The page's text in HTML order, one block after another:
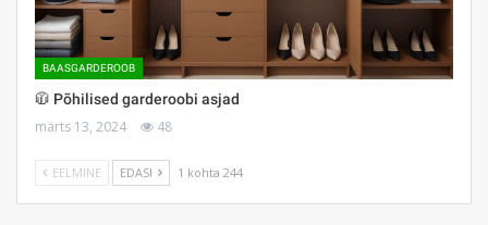
BAASGARDEROOB
🧥 Põhilised garderoobi asjad
märts 13, 2024 48
EELMINE EDASI 1 kohta 244